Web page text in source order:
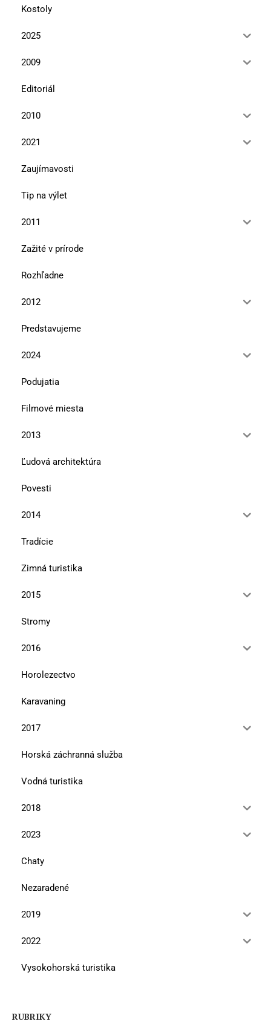
Kostoly
2025
2009
Editoriál
2010
2021
Zaujímavosti
Tip na výlet
2011
Zažité v prírode
Rozhľadne
2012
Predstavujeme
2024
Podujatia
Filmové miesta
2013
Ľudová architektúra
Povesti
2014
Tradície
Zimná turistika
2015
Stromy
2016
Horolezectvo
Karavaning
2017
Horská záchranná služba
Vodná turistika
2018
2023
Chaty
Nezaradené
2019
2022
Vysokohorská turistika
RUBRIKY